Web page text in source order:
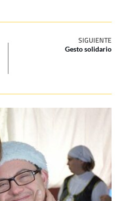
SIGUIENTE
Gesto solidario